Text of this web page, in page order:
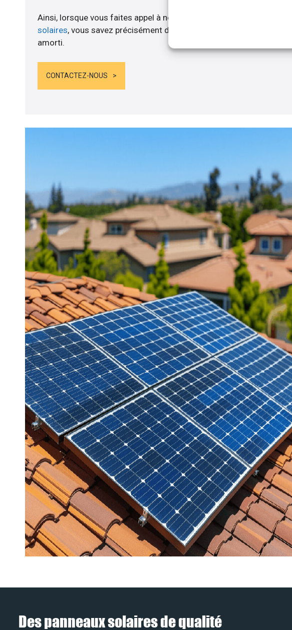
Ainsi, lorsque vous faites appel à notre société pour installer vos
solaires, vous savez précisément dès lors que le coût des travaux
amorti.
CONTACTEZ-NOUS
Des panneaux solaires de qualité